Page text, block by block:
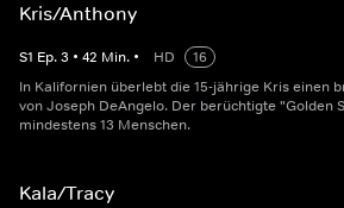
Kris/Anthony
S1 Ep.3 • 42 Min. • HD
16
In Kalifornien überlebt die 15-jährige Kris einen
von Joseph DeAngelo. Der berüchtigte "Golden
mindestens 13 Menschen.
Kala/Tracy